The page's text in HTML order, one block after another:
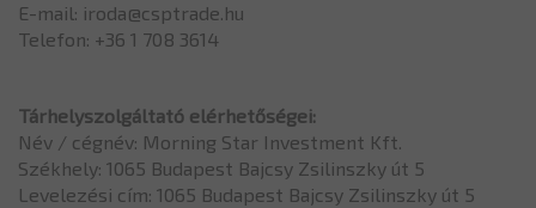
E-mail: iroda@csptrade.hu
Telefon: +36 1 708 3614
Tárhelyszolgáltató elérhetőségei:
Név / cégnév: Morning Star Investment Kft.
Székhely: 1065 Budapest Bajcsy Zsilinszky út 5
Levelezési cím: 1065 Budapest Bajcsy Zsilinszky út 5